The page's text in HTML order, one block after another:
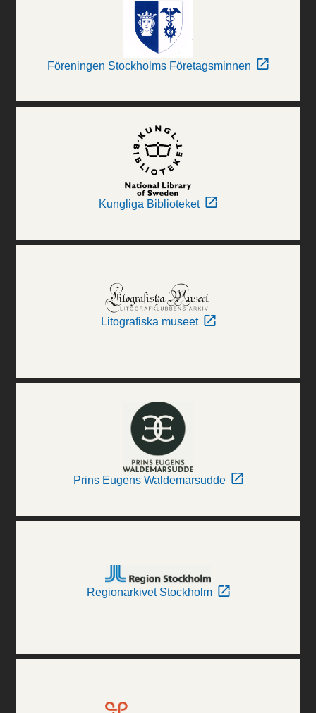
Föreningen Stockholms Företagsminnen
Kungliga Biblioteket
Litografiska museet
Prins Eugens Waldemarsudde
Regionarkivet Stockholm